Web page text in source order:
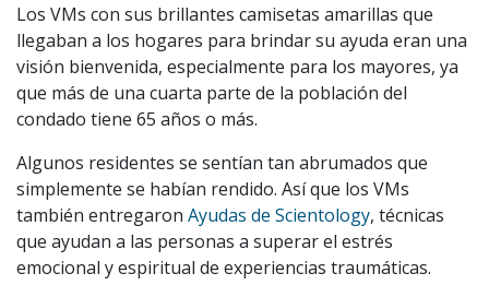
Los VMs con sus brillantes camisetas amarillas que
llegaban a los hogares para brindar su ayuda eran una
visión bienvenida, especialmente para los mayores, ya
que más de una cuarta parte de la población del
condado tiene 65 años o más.
Algunos residentes se sentían tan abrumados que
simplemente se habían rendido. Así que los VMs
también entregaron Ayudas de Scientology, técnicas
que ayudan a las personas a superar el estrés
emocional y espiritual de experiencias traumáticas.